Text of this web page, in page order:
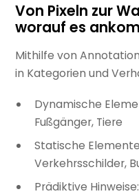
Von Pixeln zur
worauf es
Mithilfe von
in Kategorien und
Dynamische
Fußgänger, Tiere
Statische
Verkehrsschilder,
Prädiktive